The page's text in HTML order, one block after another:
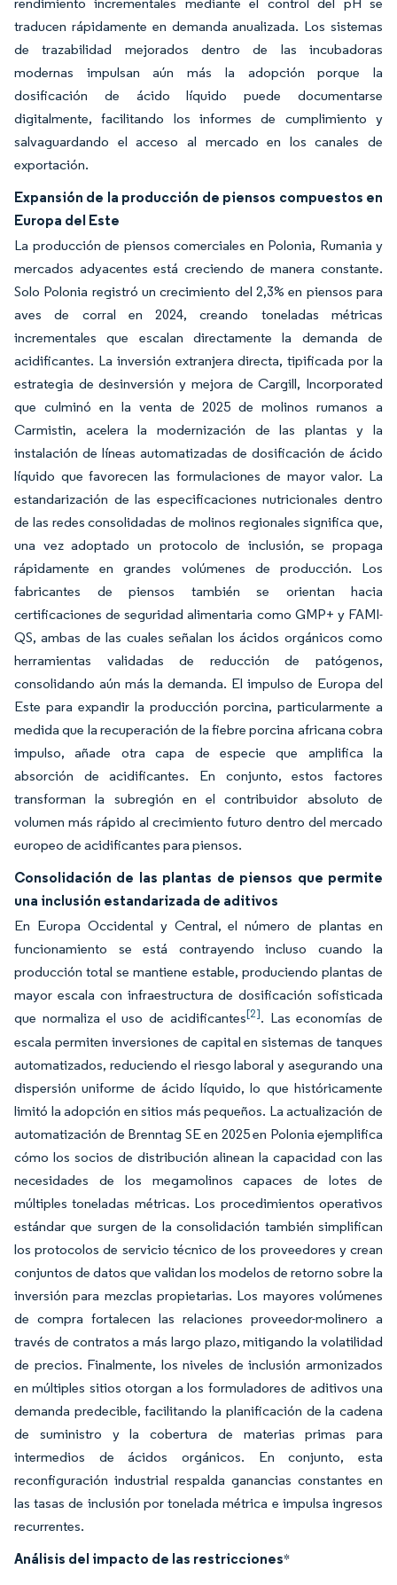
traducen rápidamente en demanda anualizada. Los sistemas
de trazabilidad mejorados dentro de las incubadoras
modernas impulsan aún más la adopción porque la
dosificación de ácido líquido puede documentarse
digitalmente, facilitando los informes de cumplimiento y
salvaguardando el acceso al mercado en los canales de
exportación.
Expansión de la producción de piensos compuestos en
Europa del Este
La producción de piensos comerciales en Polonia, Rumania y
mercados adyacentes está creciendo de manera constante.
Solo Polonia registró un crecimiento del 2,3% en piensos para
aves de corral en 2024, creando toneladas métricas
incrementales que escalan directamente la demanda de
acidificantes. La inversión extranjera directa, tipificada por la
estrategia de desinversión y mejora de Cargill, Incorporated
que culminó en la venta de 2025 de molinos rumanos a
Carmistin, acelera la modernización de las plantas y la
instalación de líneas automatizadas de dosificación de ácido
líquido que favorecen las formulaciones de mayor valor. La
estandarización de las especificaciones nutricionales dentro
de las redes consolidadas de molinos regionales significa que,
una vez adoptado un protocolo de inclusión, se propaga
rápidamente en grandes volúmenes de producción. Los
fabricantes de piensos también se orientan hacia
certificaciones de seguridad alimentaria como GMP+ y FAMI-
QS, ambas de las cuales señalan los ácidos orgánicos como
herramientas validadas de reducción de patógenos,
consolidando aún más la demanda. El impulso de Europa del
Este para expandir la producción porcina, particularmente a
medida que la recuperación de la fiebre porcina africana cobra
impulso, añade otra capa de especie que amplifica la
absorción de acidificantes. En conjunto, estos factores
transforman la subregión en el contribuidor absoluto de
volumen más rápido al crecimiento futuro dentro del mercado
europeo de acidificantes para piensos.
Consolidación de las plantas de piensos que permite
una inclusión estandarizada de aditivos
En Europa Occidental y Central, el número de plantas en
funcionamiento se está contrayendo incluso cuando la
producción total se mantiene estable, produciendo plantas de
mayor escala con infraestructura de dosificación sofisticada
que normaliza el uso de acidificantes[2]. Las economías de
escala permiten inversiones de capital en sistemas de tanques
automatizados, reduciendo el riesgo laboral y asegurando una
dispersión uniforme de ácido líquido, lo que históricamente
limitó la adopción en sitios más pequeños. La actualización de
automatización de Brenntag SE en 2025 en Polonia ejemplifica
cómo los socios de distribución alinean la capacidad con las
necesidades de los megamolinos capaces de lotes de
múltiples toneladas métricas. Los procedimientos operativos
estándar que surgen de la consolidación también simplifican
los protocolos de servicio técnico de los proveedores y crean
conjuntos de datos que validan los modelos de retorno sobre la
inversión para mezclas propietarias. Los mayores volúmenes
de compra fortalecen las relaciones proveedor-molinero a
través de contratos a más largo plazo, mitigando la volatilidad
de precios. Finalmente, los niveles de inclusión armonizados
en múltiples sitios otorgan a los formuladores de aditivos una
demanda predecible, facilitando la planificación de la cadena
de suministro y la cobertura de materias primas para
intermedios de ácidos orgánicos. En conjunto, esta
reconfiguración industrial respalda ganancias constantes en
las tasas de inclusión por tonelada métrica e impulsa ingresos
recurrentes.
Análisis del impacto de las restricciones*